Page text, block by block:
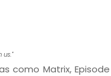
us."
como Matrix,